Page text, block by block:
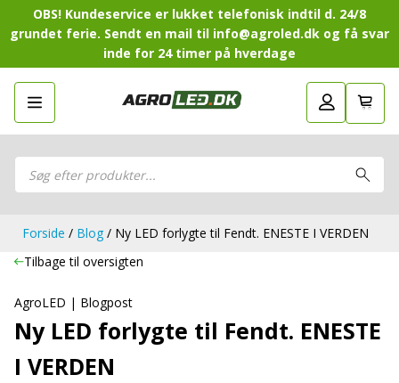
OBS! Kundeservice er lukket telefonisk indtil d. 24/8
grundet ferie. Sendt en mail til info@agroled.dk og få svar
inde for 24 timer på hverdage
Products
search
LED-Guide
Sammensæt din egen LED-pakke.
LED-arbejdslamper
LED-barer og fjernlys
LED-baglygter
LED-Positionslys og markeringslys
LED-slingrelygter
LED-Belysningssæt
LED-sprøjtebelysning
LED-fordelspakker til traktorer
Gå tilbage
LED-
Sammensæt din egen LED-
LED-arbejdslamper
LED-barer og fjernlys
LED-baglygter
LED-rotorblink og blitzblink
LED-slingrelygter
LED-Belysningssæt
LED-sprøjtebelysning
Forside / Blog / Ny LED forlygte til Fendt. ENESTE I VERDEN
Tilbage til oversigten
AgroLED | Blogpost
Ny LED forlygte til Fendt. ENESTE
I VERDEN